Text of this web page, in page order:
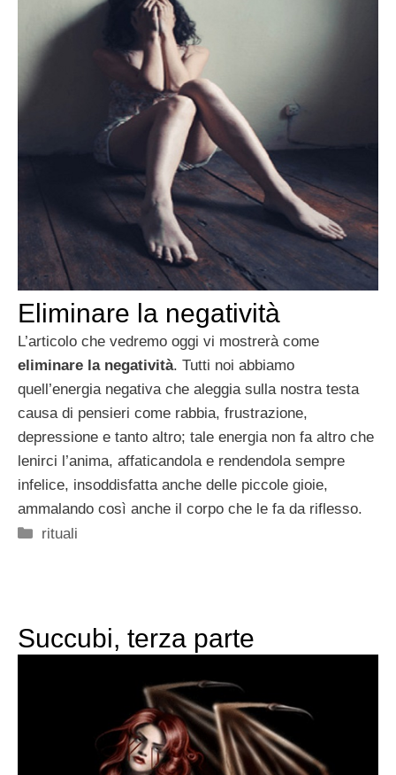
Eliminare la negatività
L’articolo che vedremo oggi vi mostrerà come
eliminare la negatività. Tutti noi abbiamo
quell’energia negativa che aleggia sulla nostra testa
causa di pensieri come rabbia, frustrazione,
depressione e tanto altro; tale energia non fa altro che
lenirci l’anima, affaticandola e rendendola sempre
infelice, insoddisfatta anche delle piccole gioie,
ammalando così anche il corpo che le fa da riflesso.
Categorie
rituali
Succubi, terza parte